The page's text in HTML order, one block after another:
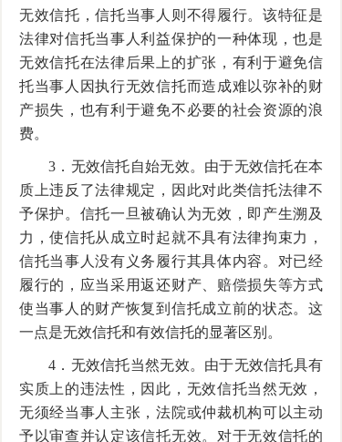
无效信托，信托当事人则不得履行。该特征是
法律对信托当事人利益保护的一种体现，也是
无效信托在法律后果上的扩张，有利于避免信
托当事人因执行无效信托而造成难以弥补的财
产损失，也有利于避免不必要的社会资源的浪
费。
3．无效信托自始无效。由于无效信托在本
质上违反了法律规定，因此对此类信托法律不
予保护。信托一旦被确认为无效，即产生溯及
力，使信托从成立时起就不具有法律拘束力，
信托当事人没有义务履行其具体内容。对已经
履行的，应当采用返还财产、赔偿损失等方式
使当事人的财产恢复到信托成立前的状态。这
一点是无效信托和有效信托的显著区别。
4．无效信托当然无效。由于无效信托具有
实质上的违法性，因此，无效信托当然无效，
无须经当事人主张，法院或仲裁机构可以主动
予以审查并认定该信托无效。对于无效信托的